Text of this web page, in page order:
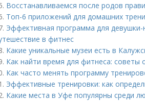
Восстанавливаемся после родов
Топ-6 приложений для домашних
Эффективная программа для
в фитнес
Какие уникальные музеи есть в
Как найти время для фитнеса: советы
Как часто менять программу
Эффективные тренировки: как
Какие места в Уфе популярны среди